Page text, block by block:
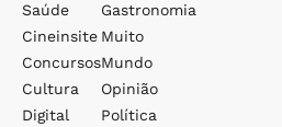
Saúde
Cineinsite
Concursos
Cultura
Digital
Gastronomia
Muito
Mundo
Opinião
Política